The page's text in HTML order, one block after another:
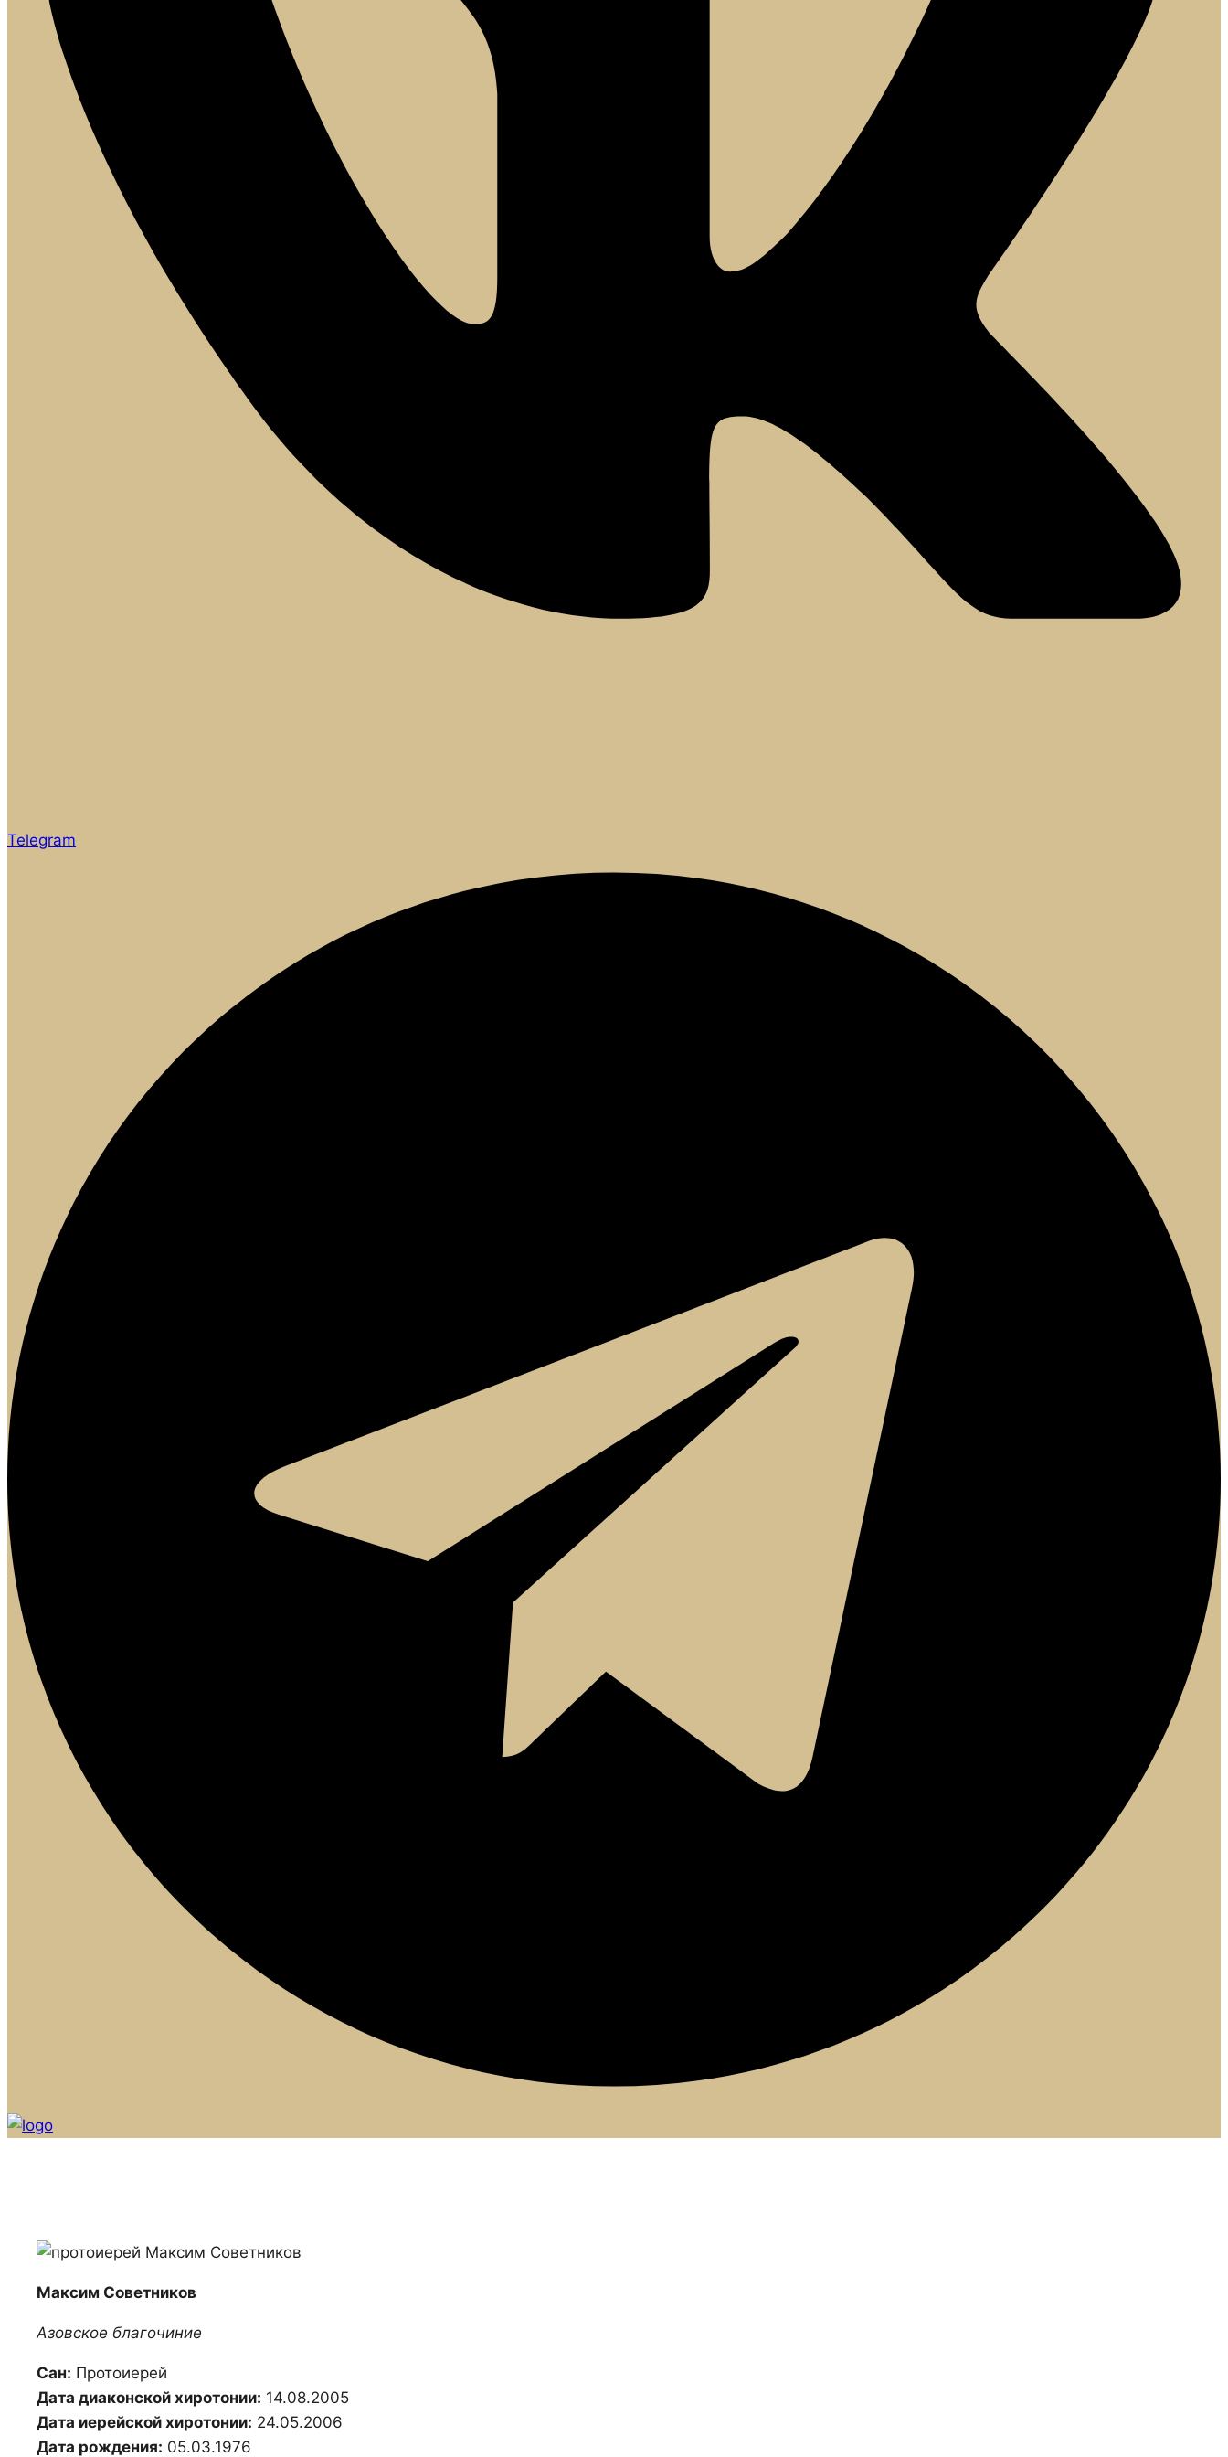
Telegram
Максим Советников
Азовское благочиние
Сан: Протоиерей
Дата диаконской хиротонии: 14.08.2005
Дата иерейской хиротонии: 24.05.2006
Дата рождения: 05.03.1976